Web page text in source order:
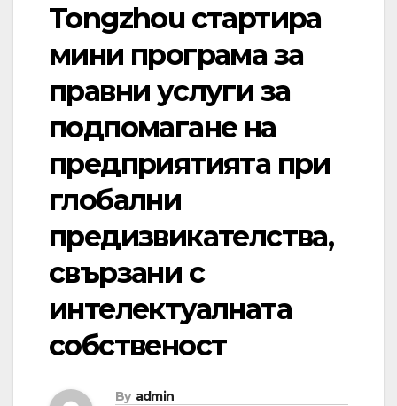
Tongzhou стартира
мини програма за
правни услуги за
подпомагане на
предприятията при
глобални
предизвикателства,
свързани с
интелектуалната
собственост
By admin